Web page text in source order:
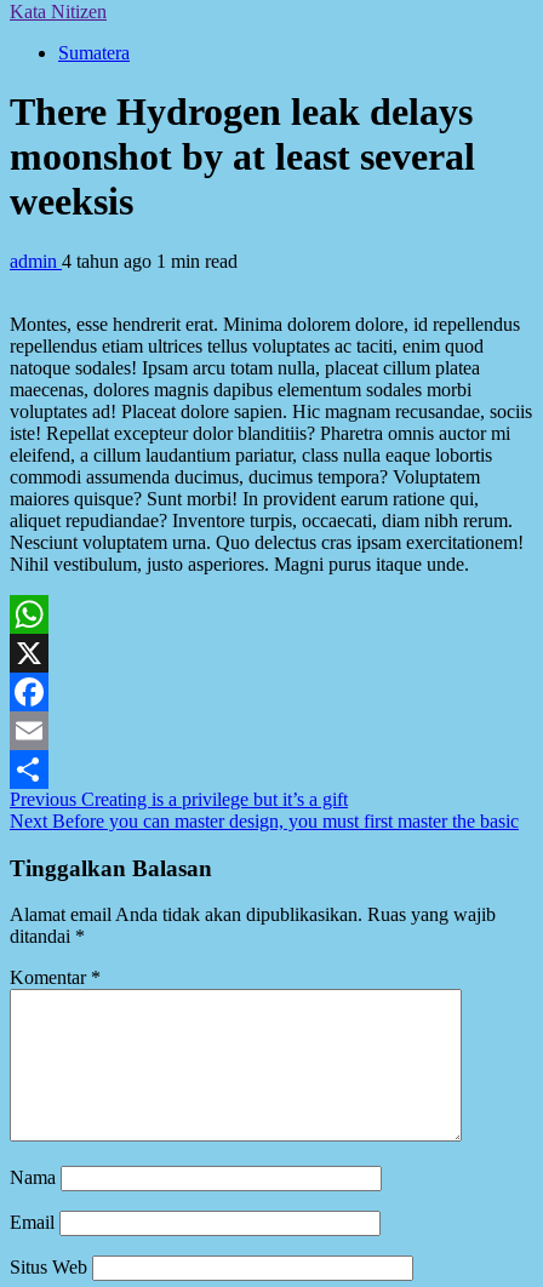
Kata Nitizen
Sumatera
There Hydrogen leak delays
moonshot by at least several
weeksis
admin 4 tahun ago 1 min read
Montes, esse hendrerit erat. Minima dolorem dolore, id repellendus
repellendus etiam ultrices tellus voluptates ac taciti, enim quod
natoque sodales! Ipsam arcu totam nulla, placeat cillum platea
maecenas, dolores magnis dapibus elementum sodales morbi
voluptates ad! Placeat dolore sapien. Hic magnam recusandae, sociis
iste! Repellat excepteur dolor blanditiis? Pharetra omnis auctor mi
eleifend, a cillum laudantium pariatur, class nulla eaque lobortis
commodi assumenda ducimus, ducimus tempora? Voluptatem
maiores quisque? Sunt morbi! In provident earum ratione qui,
aliquet repudiandae? Inventore turpis, occaecati, diam nibh rerum.
Nesciunt voluptatem urna. Quo delectus cras ipsam exercitationem!
Nihil vestibulum, justo asperiores. Magni purus itaque unde.
WhatsApp
X
Facebook
Email
Share
Post
navigation
Previous Creating is a privilege but it’s a gift
Next Before you can master design, you must first master the basic
Tinggalkan Balasan
Alamat email Anda tidak akan dipublikasikan. Ruas yang wajib
ditandai *
Komentar *
Nama
Email
Situs Web